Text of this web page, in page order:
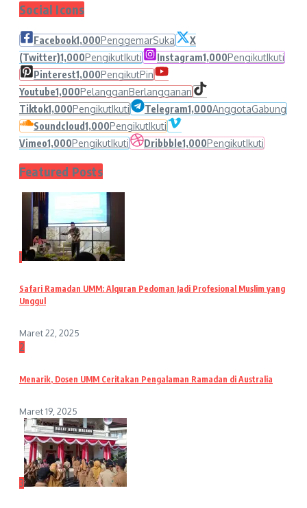
Social Icons
Facebook1,000PenggemarSuka
X
(Twitter)1,000PengikutIkuti Instagram1,000PengikutIkuti
Pinterest1,000PengikutPin
Youtube1,000PelangganBerlangganan
Tiktok1,000PengikutIkuti Telegram1,000AnggotaGabung
Soundcloud1,000PengikutIkuti
Vimeo1,000PengikutIkuti Dribbble1,000PengikutIkuti
Featured Posts
1
Safari Ramadan UMM: Alquran Pedoman Jadi Profesional Muslim yang
Unggul
Maret 22, 2025
2
Menarik, Dosen UMM Ceritakan Pengalaman Ramadan di Australia
Maret 19, 2025
3